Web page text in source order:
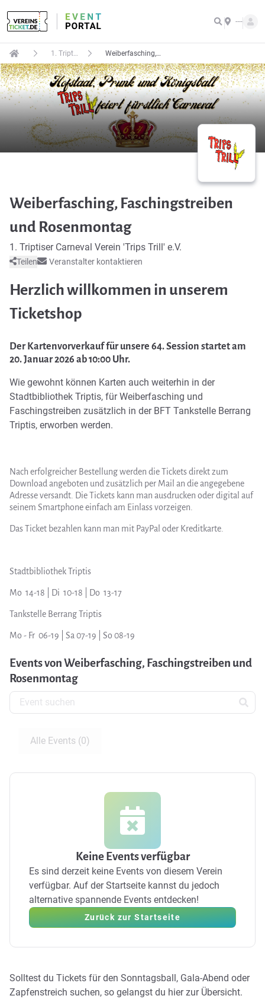
---
1. Triptiser Carneval Verein 'Trips Trill' e.V. Weiberfasching, Faschingstreiben und Rosenmontag
Weiberfasching, Faschingstreiben
und Rosenmontag
1. Triptiser Carneval Verein 'Trips Trill' e.V.
Teilen Veranstalter kontaktieren
Herzlich willkommen in unserem
Ticketshop
Der Kartenvorverkauf für unsere 64. Session startet am
20. Januar 2026 ab 10:00 Uhr.
Wie gewohnt können Karten auch weiterhin in der
Stadtbibliothek Triptis, für Weiberfasching und
Faschingstreiben zusätzlich in der BFT Tankstelle Berrang
Triptis, erworben werden.
Nach erfolgreicher Bestellung werden die Tickets direkt zum
Download angeboten und zusätzlich per Mail an die angegebene
Adresse versandt. Die Tickets kann man ausdrucken oder digital auf
seinem Smartphone einfach am Einlass vorzeigen.
Das Ticket bezahlen kann man mit PayPal oder Kreditkarte.
Stadtbibliothek Triptis
Mo 14-18 | Di 10-18 | Do 13-17
Tankstelle Berrang Triptis
Mo - Fr 06-19 | Sa 07-19 | So 08-19
Events von Weiberfasching, Faschingstreiben und
Rosenmontag
Alle Events (0)
Keine Events verfügbar
Es sind derzeit keine Events von diesem Verein
verfügbar. Auf der Startseite kannst du jedoch
alternative spannende Events entdecken!
Zurück zur Startseite
Solltest du Tickets für den Sonntagsball, Gala-Abend oder
Zapfenstreich suchen, so gelangst du hier zur Übersicht.